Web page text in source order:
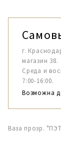
г.
магазин 38.
Среда и
7:00-16:00.
Возможна
Ваза прозр.